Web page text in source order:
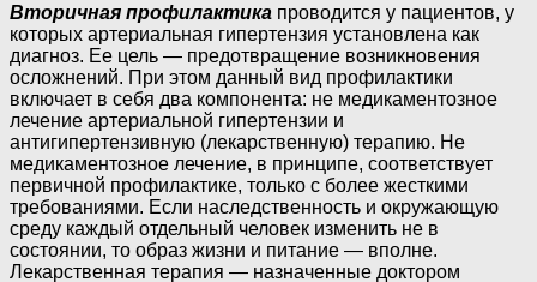
Вторичная профилактика проводится у пациентов, у
которых артериальная гипертензия установлена как
диагноз. Ее цель — предотвращение возникновения
осложнений. При этом данный вид профилактики
включает в себя два компонента: не медикаментозное
лечение артериальной гипертензии и
антигипертензивную (лекарственную) терапию. Не
медикаментозное лечение, в принципе, соответствует
первичной профилактике, только с более жесткими
требованиями. Если наследственность и окружающую
среду каждый отдельный человек изменить не в
состоянии, то образ жизни и питание — вполне.
Лекарственная терапия — назначенные доктором